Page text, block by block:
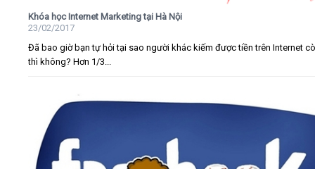
Khóa học Internet Marketing tại Hà Nội
23/02/2017
Đã bao giờ bạn tự hỏi tại sao người khác kiếm được tiền trên Internet
thì không? Hơn 1/3...